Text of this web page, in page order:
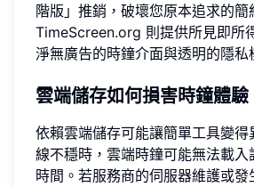
階版」推銷，破壞您原本追求的簡
TimeScreen.org 則提供所見即所
淨無廣告的時鐘介面與透明的隱私
雲端儲存如何損害時鐘體驗
依賴雲端儲存可能讓簡單工具變
線不穩時，雲端時鐘可能無法載
時間。若服務商的伺服器維護或